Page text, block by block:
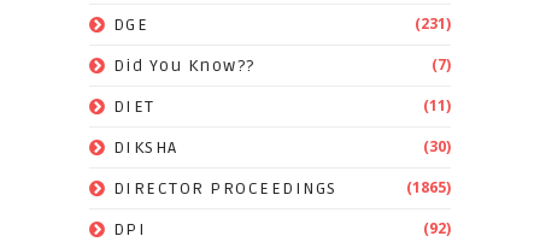
DGE (231)
Did You Know?? (7)
DIET (11)
DIKSHA (30)
DIRECTOR PROCEEDINGS (1865)
DPI (92)